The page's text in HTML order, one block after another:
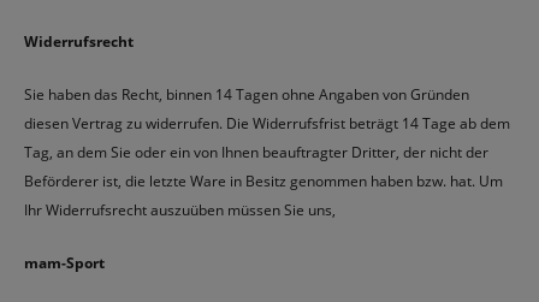
Widerrufsrecht
Sie haben das Recht, binnen 14 Tagen ohne Angaben von Gründen
diesen Vertrag zu widerrufen. Die Widerrufsfrist beträgt 14 Tage ab dem
Tag, an dem Sie oder ein von Ihnen beauftragter Dritter, der nicht der
Beförderer ist, die letzte Ware in Besitz genommen haben bzw. hat. Um
Ihr Widerrufsrecht auszuüben müssen Sie uns,
mam-Sport